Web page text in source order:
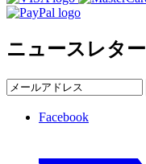
ニュースレター
Facebook